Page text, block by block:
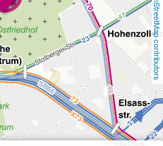
OpenStreetMap contributors